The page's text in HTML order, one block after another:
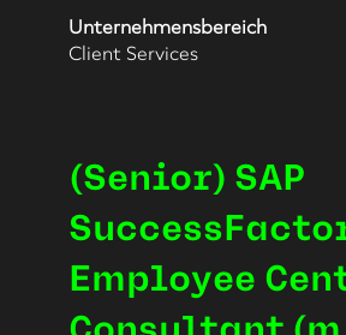
Unternehmensbereich
Client Services
Stelleninformationen
vollständig
anzuzeigen.
Stellenbezeichnung
(Senior) SAP
Employee
Drücken
Sie
die
Leertaste,
um
die
Stelleninformationen